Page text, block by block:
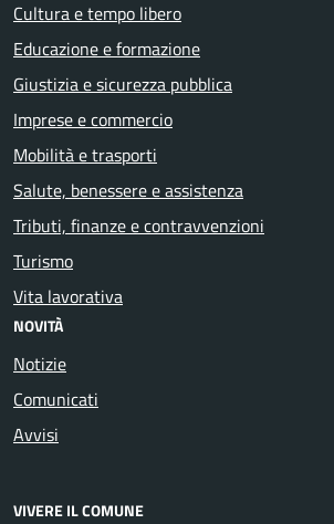
Cultura e tempo libero
Educazione e formazione
Giustizia e sicurezza pubblica
Imprese e commercio
Mobilità e trasporti
Salute, benessere e assistenza
Tributi, finanze e contravvenzioni
Turismo
Vita lavorativa
NOVITÀ
Notizie
Comunicati
Avvisi
VIVERE IL COMUNE